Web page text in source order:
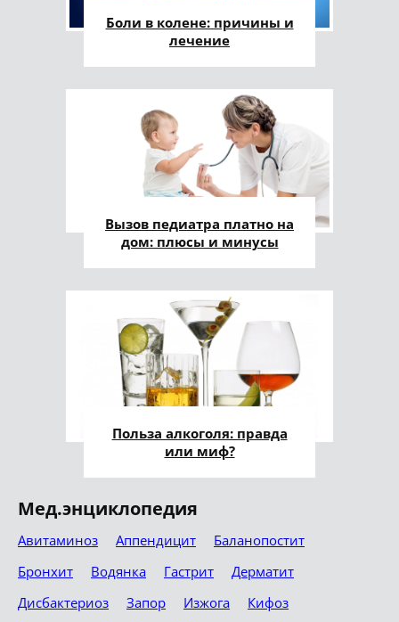
Боли в колене: причины и
лечение
Вызов педиатра платно на
дом: плюсы и минусы
Польза алкоголя: правда
или миф?
Мед.энциклопедия
Авитаминоз Аппендицит
Баланопостит
Бронхит
Водянка Гастрит
Дерматит
Дисбактериоз
Запор Изжога
Кифоз